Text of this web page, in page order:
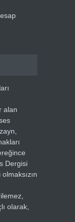
alan
Dergisi
olarak,